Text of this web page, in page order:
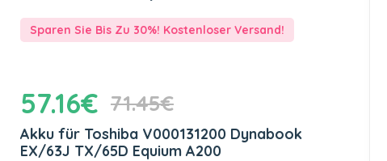
Sparen Sie Bis Zu 30%! Kostenloser Versand!
57.16€ 71.45€
Akku für Toshiba V000131200 Dynabook
EX/63J TX/65D Equium A200